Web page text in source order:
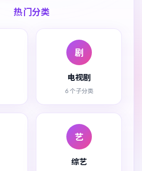
热门分类
剧
电视剧
6 个子分类
艺
综艺